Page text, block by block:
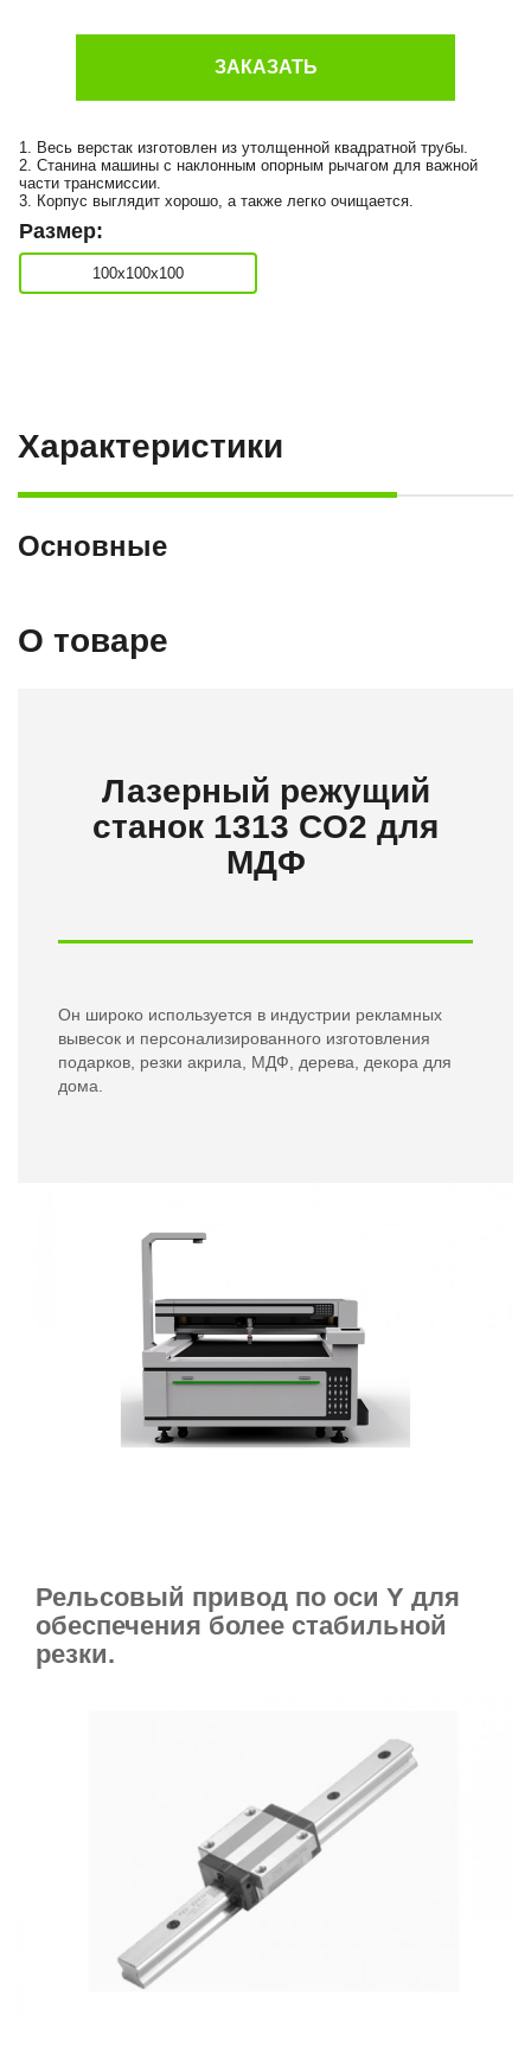
ЗАКАЗАТЬ
1. Весь верстак изготовлен из утолщенной квадратной трубы.
2. Станина машины с наклонным опорным рычагом для важной
части трансмиссии.
3. Корпус выглядит хорошо, а также легко очищается.
Размер:
100х100х100
Характеристики
Основные
О товаре
Лазерный режущий
станок 1313 CO2 для
МДФ
Он широко используется в индустрии рекламных
вывесок и персонализированного изготовления
подарков, резки акрила, МДФ, дерева, декора для
дома.
Рельсовый привод по оси Y для
обеспечения более стабильной
резки.